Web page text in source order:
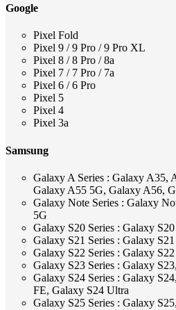
Google
Pixel Fold
Pixel 9 / 9 Pro / 9 Pro XL
Pixel 8 / 8 Pro / 8a
Pixel 7 / 7 Pro / 7a
Pixel 6 / 6 Pro
Pixel 5
Pixel 4
Pixel 3a
Samsung
Galaxy A Series : Galaxy A35,
Galaxy A55 5G, Galaxy A56,
Galaxy Note Series : Galaxy
5G
Galaxy S20 Series : Galaxy S20
Galaxy S21 Series : Galaxy S21
Galaxy S22 Series : Galaxy S22
Galaxy S23 Series : Galaxy
Galaxy S24 Series : Galaxy
FE, Galaxy S24 Ultra
Galaxy S25 Series : Galaxy